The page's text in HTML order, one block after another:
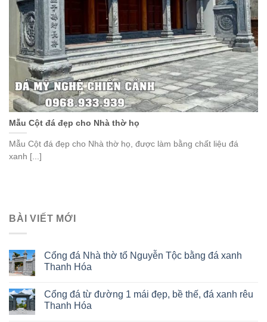
Mẫu Cột đá đẹp cho Nhà thờ họ
Mẫu Cột đá đẹp cho Nhà thờ họ, được làm bằng chất liệu đá
xanh [...]
BÀI VIẾT MỚI
Cổng đá Nhà thờ tổ Nguyễn Tộc bằng đá xanh
Thanh Hóa
Cổng đá từ đường 1 mái đẹp, bề thế, đá xanh rêu
Thanh Hóa